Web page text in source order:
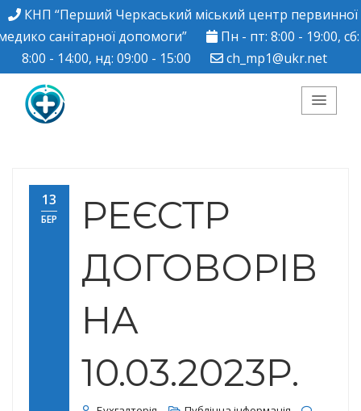
КНП “Перший Черкаський міський центр первинної
санітарної допомоги”
Пн - пт: 8:00 - 19:00, сб:
8:00 - 14:00, нд: 09:00 - 15:00
ch_mp1@ukr.net
Черкаський міський
центр ПМСД"
13
БЕР
РЕЄСТР
ДОГОВОРІВ
НА
10.03.2023Р.